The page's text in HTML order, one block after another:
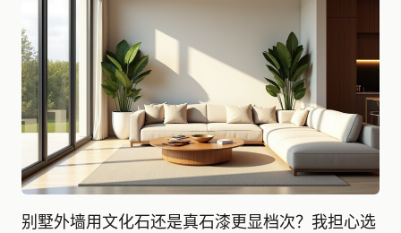
别墅外墙用文化石还是真石漆更显档次？我担心选